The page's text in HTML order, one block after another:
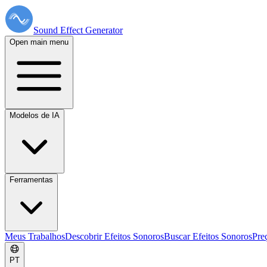
Sound Effect Generator
Open main menu
Modelos de IA
Ferramentas
Meus TrabalhosDescobrir Efeitos SonorosBuscar Efeitos Sonoros
PT